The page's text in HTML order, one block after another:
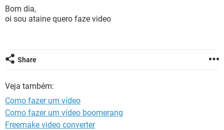
INSTAGRAM
GUIA DE COMPRAS
OUTLOOK
JOGOS
CELULAR
INSTAGRAM
Bom dia,
oi sou ataine quero faze video
Share
Veja também:
Como fazer um vídeo
Como fazer um vídeo boomerang
Freemake video converter